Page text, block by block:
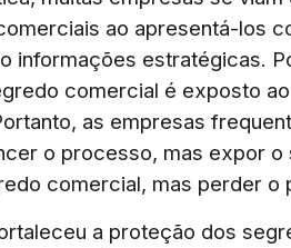
ao apresentá-los
informações estratégicas.
comercial é exposto
as empresas
o processo, mas expor o
comercial, mas perder o
a proteção dos